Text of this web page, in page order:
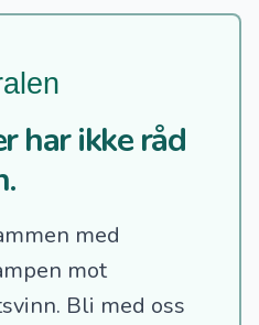
har ikke råd
med
mot
Bli med oss